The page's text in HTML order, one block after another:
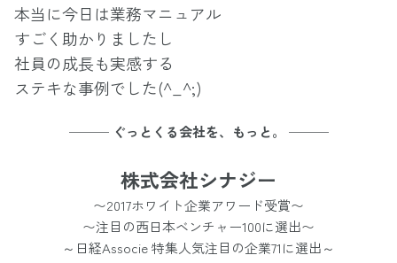
本当に今日は業務マニュアル
すごく助かりましたし
社員の成長も実感する
ステキな事例でした(^_^;)
─── ぐっとくる会社を、もっと。 ───
株式会社シナジー
〜2017ホワイト企業アワード受賞〜
〜注目の西日本ベンチャー100に選出〜
～日経Associe 特集人気注目の企業71に選出～